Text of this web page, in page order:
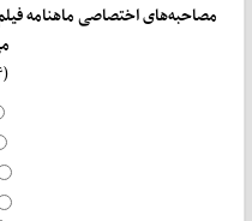
مصاحبه‌های اختصاصی ماهنامه فیلم